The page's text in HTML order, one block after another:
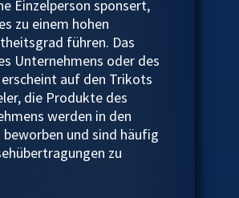
Einzelperson sponsert,
zu einem hohen
führen. Das
Unternehmens oder des
erscheint auf den Trikots
die Produkte des
werden in den
beworben und sind häufig
zu